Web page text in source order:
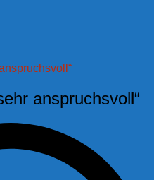
anspruchsvoll“